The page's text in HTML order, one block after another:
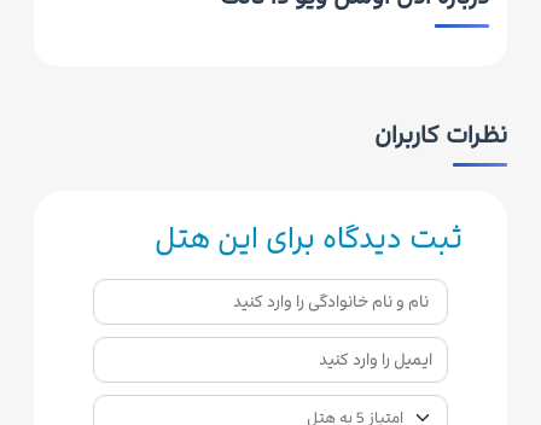
نظرات کاربران
ثبت دیدگاه برای این هتل